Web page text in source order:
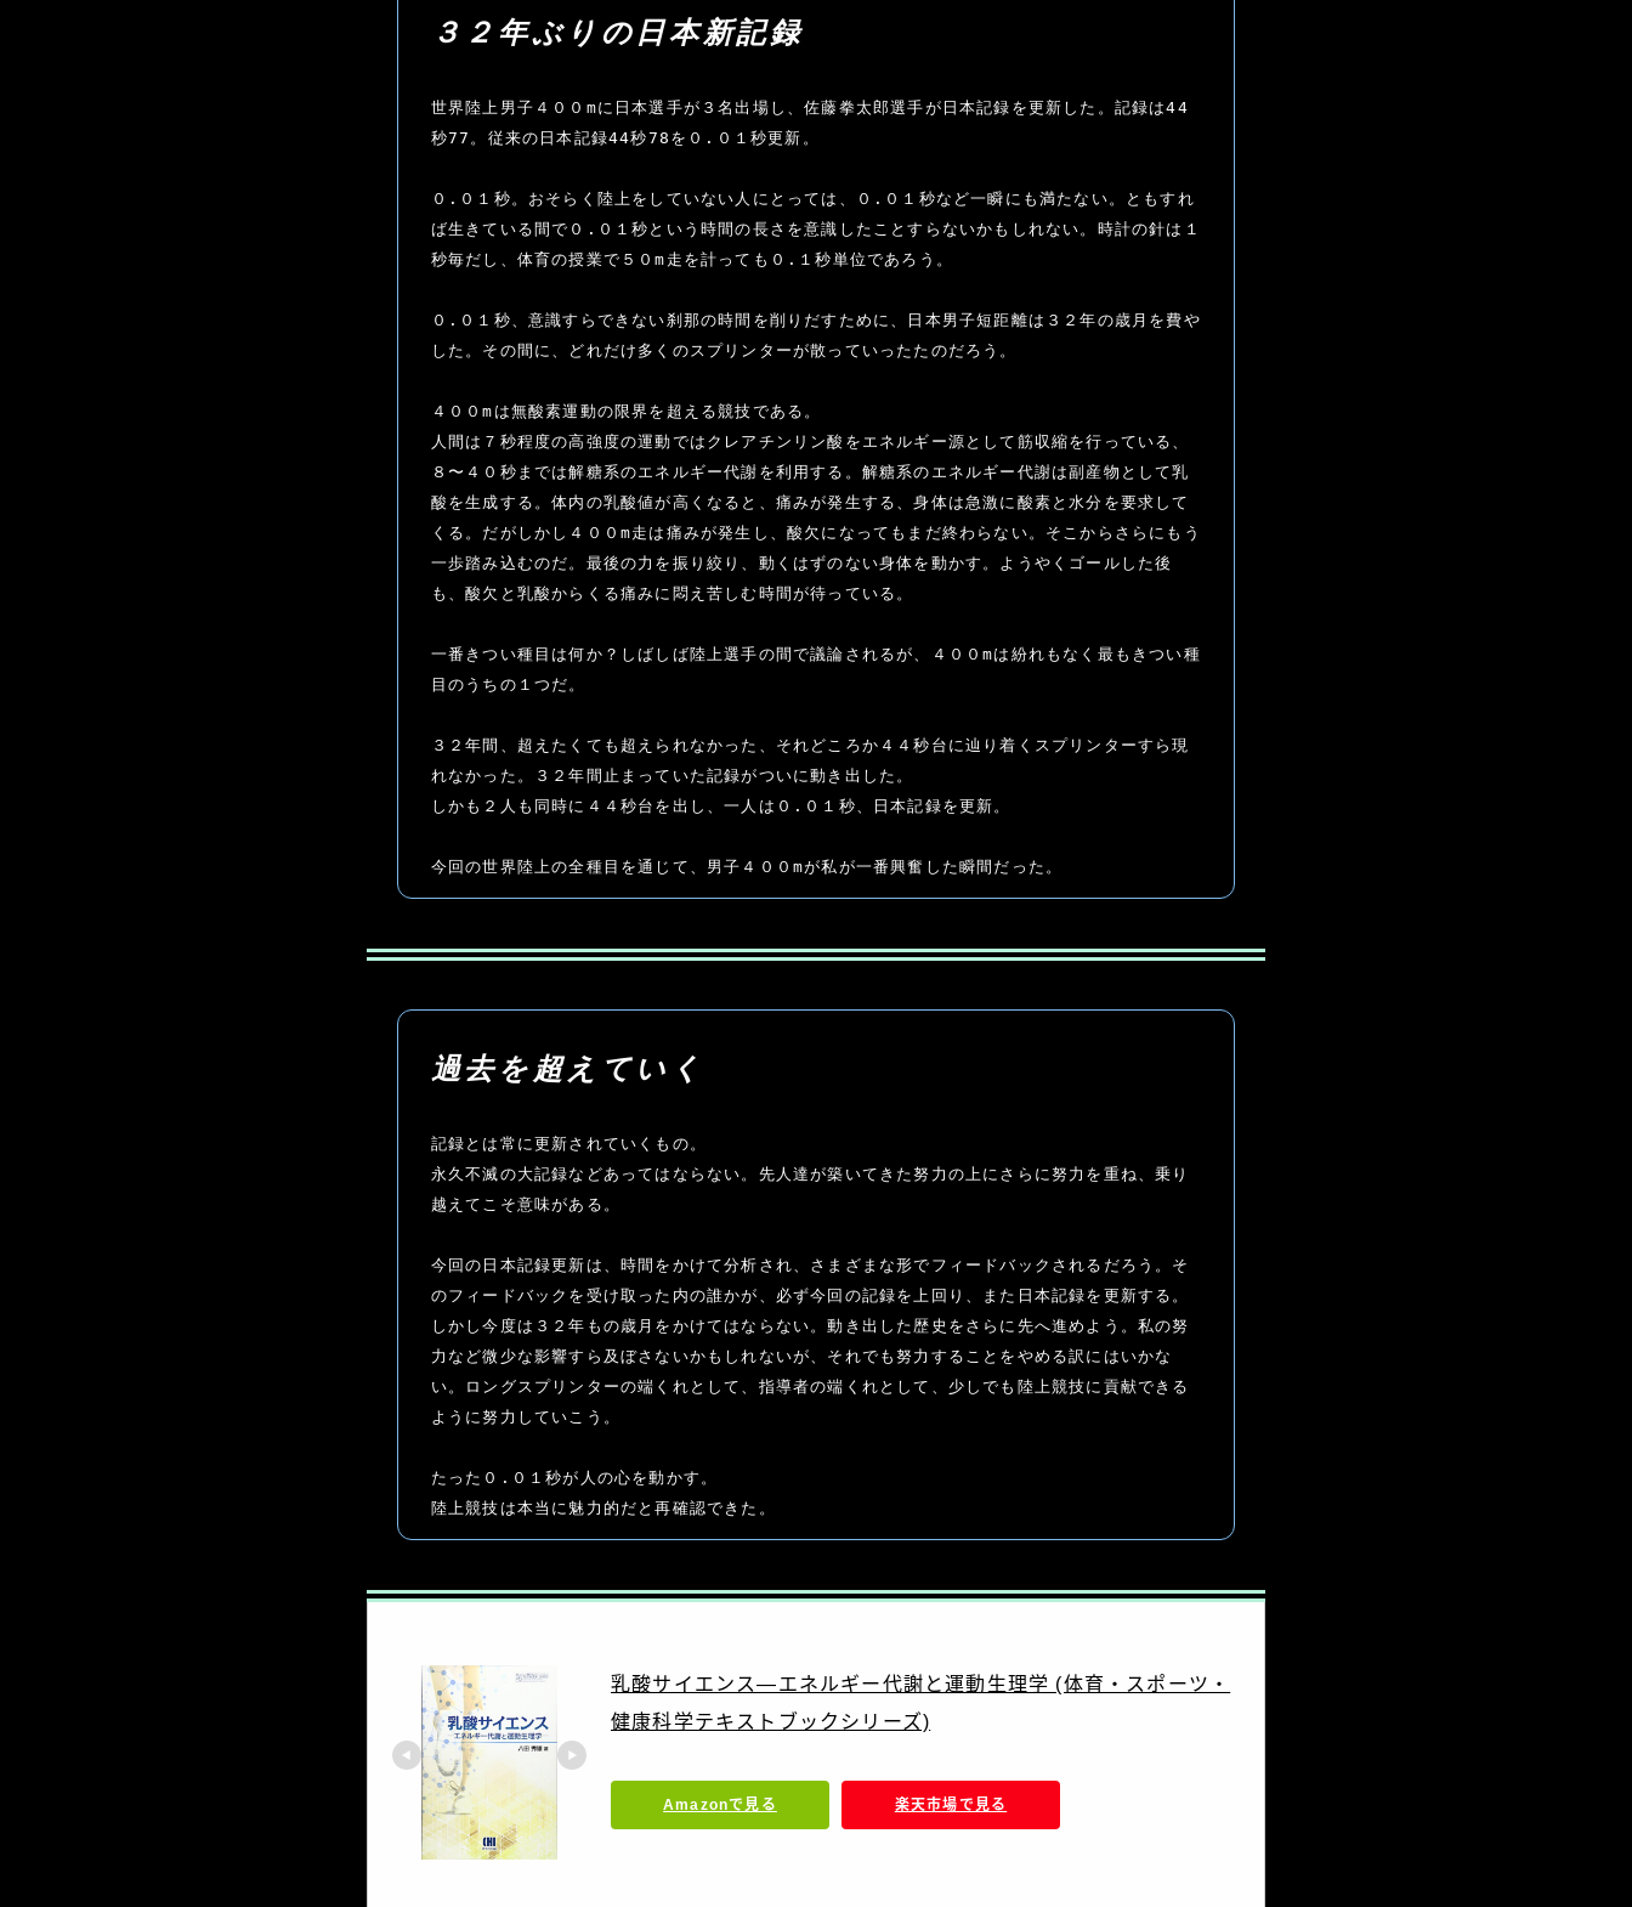
３２年ぶりの日本新記録
世界陸上男子４００mに日本選手が３名出場し、佐藤拳太郎選手が日本記録を更新した。記録は44
秒77。従来の日本記録44秒78を０.０１秒更新。
０.０１秒。おそらく陸上をしていない人にとっては、０.０１秒など一瞬にも満たない。ともすれ
ば生きている間で０.０１秒という時間の長さを意識したことすらないかもしれない。時計の針は１
秒毎だし、体育の授業で５０m走を計っても０.１秒単位であろう。
０.０１秒、意識すらできない刹那の時間を削りだすために、日本男子短距離は３２年の歳月を費や
した。その間に、どれだけ多くのスプリンターが散っていったたのだろう。
４００mは無酸素運動の限界を超える競技である。
人間は７秒程度の高強度の運動ではクレアチンリン酸をエネルギー源として筋収縮を行っている、
８〜４０秒までは解糖系のエネルギー代謝を利用する。解糖系のエネルギー代謝は副産物として乳
酸を生成する。体内の乳酸値が高くなると、痛みが発生する、身体は急激に酸素と水分を要求して
くる。だがしかし４００m走は痛みが発生し、酸欠になってもまだ終わらない。そこからさらにもう
一歩踏み込むのだ。最後の力を振り絞り、動くはずのない身体を動かす。ようやくゴールした後
も、酸欠と乳酸からくる痛みに悶え苦しむ時間が待っている。
一番きつい種目は何か？しばしば陸上選手の間で議論されるが、４００mは紛れもなく最もきつい種
目のうちの１つだ。
３２年間、超えたくても超えられなかった、それどころか４４秒台に辿り着くスプリンターすら現
れなかった。３２年間止まっていた記録がついに動き出した。
しかも２人も同時に４４秒台を出し、一人は０.０１秒、日本記録を更新。
今回の世界陸上の全種目を通じて、男子４００mが私が一番興奮した瞬間だった。
過去を超えていく
記録とは常に更新されていくもの。
永久不滅の大記録などあってはならない。先人達が築いてきた努力の上にさらに努力を重ね、乗り
越えてこそ意味がある。
今回の日本記録更新は、時間をかけて分析され、さまざまな形でフィードバックされるだろう。そ
のフィードバックを受け取った内の誰かが、必ず今回の記録を上回り、また日本記録を更新する。
しかし今度は３２年もの歳月をかけてはならない。動き出した歴史をさらに先へ進めよう。私の努
力など微少な影響すら及ぼさないかもしれないが、それでも努力することをやめる訳にはいかな
い。ロングスプリンターの端くれとして、指導者の端くれとして、少しでも陸上競技に貢献できる
ように努力していこう。
たった０.０１秒が人の心を動かす。
陸上競技は本当に魅力的だと再確認できた。
乳酸サイエンス―エネルギー代謝と運動生理学 (体育・スポーツ・
健康科学テキストブックシリーズ)
Amazonで見る 楽天市場で見る